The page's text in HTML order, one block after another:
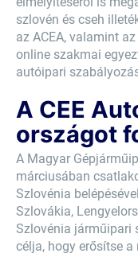
szlovén és cseh
az ACEA, valamint
online szakmai
autóipari
A CEE
országot
A Magyar
márciusában
Szlovénia
Szlovákia,
Szlovénia járműipari
célja, hogy erősítse